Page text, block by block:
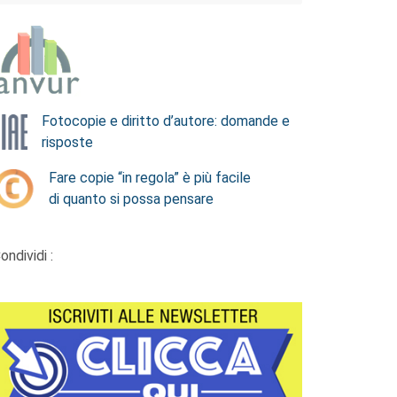
Fotocopie e diritto d’autore: domande e
risposte
Fare copie “in regola” è più facile
di quanto si possa pensare
: